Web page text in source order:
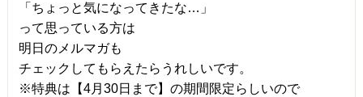
「ちょっと気になってきたな…」
って思っている方は
明日のメルマガも
チェックしてもらえたらうれしいです。
※特典は【4月30日まで】の期間限定らしいので